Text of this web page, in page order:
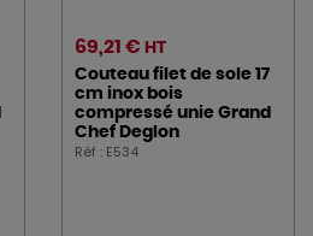
69,21 € HT
Couteau filet de sole 17
cm inox bois
compressé unie Grand
Chef Deglon
Réf : E534